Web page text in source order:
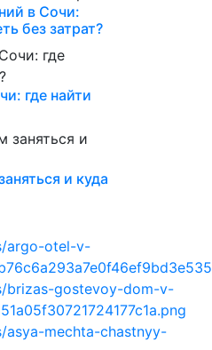
в Сочи:
без затрат?
где найти
и куда